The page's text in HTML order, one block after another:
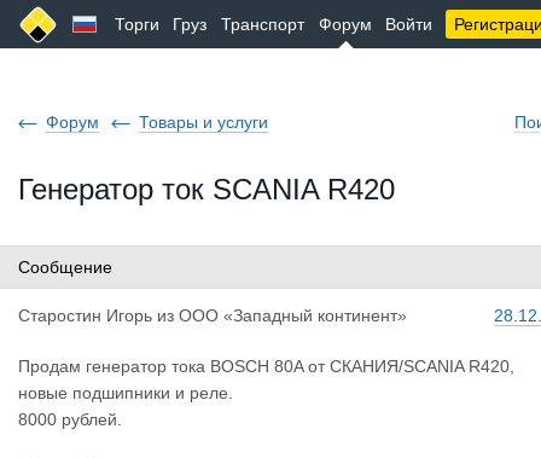
Торги Груз Транспорт Форум Войти
Форум Товары и услуги
Генератор ток SCANIA R420
Сообщение
Старостин Игорь из ООО «Западный континент»
Продам генератор тока BOSCH 80A от СКАНИЯ/SCANIA R420,
новые подшипники и реле.
8000 рублей.